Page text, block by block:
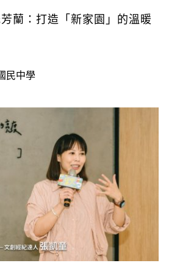
蘭：打造「新家園」的溫暖
民中學